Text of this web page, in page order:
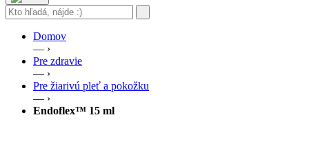
Domov
— ›
Pre zdravie
— ›
Pre žiarivú pleť a pokožku
— ›
Endoflex™ 15 ml